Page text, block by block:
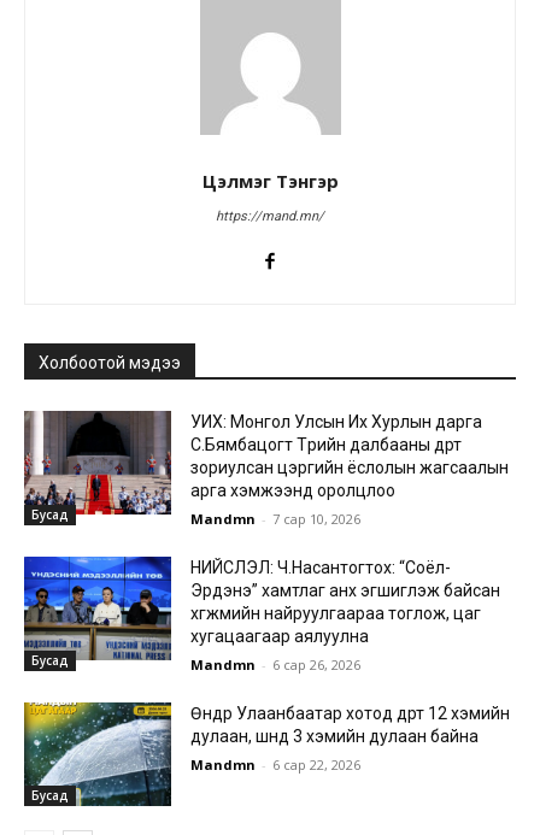
Цэлмэг Тэнгэр
https://mand.mn/
Холбоотой мэдээ
Бусад
УИХ: Монгол Улсын Их Хурлын дарга
С.Бямбацогт Төрийн далбааны өдөрт
зориулсан цэргийн ёслолын жагсаалын
арга хэмжээнд оролцлоо
Mandmn - 7 сар 10, 2026
Бусад
НИЙСЛЭЛ: Ч.Насантогтох: “Соёл-
Эрдэнэ” хамтлаг анх эгшиглэж байсан
хөгжмийн найруулгаараа тоглож, цаг
хугацаагаар аялуулна
Mandmn - 6 сар 26, 2026
Бусад
Өнөөдөр Улаанбаатар хотод өдөртөө 12 хэмийн
дулаан, шөнөдөө 3 хэмийн дулаан байна
Mandmn - 6 сар 22, 2026